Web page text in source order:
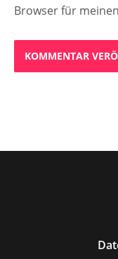
Browser für